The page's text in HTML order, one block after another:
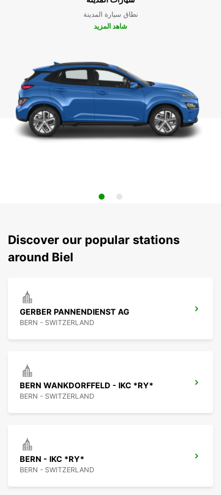
نطاق سيارة المدينة
شاهد المزيد
Discover our popular stations
around Biel
GERBER PANNENDIENST AG
BERN - SWITZERLAND
BERN WANKDORFFELD - IKC *RY*
BERN - SWITZERLAND
BERN - IKC *RY*
BERN - SWITZERLAND